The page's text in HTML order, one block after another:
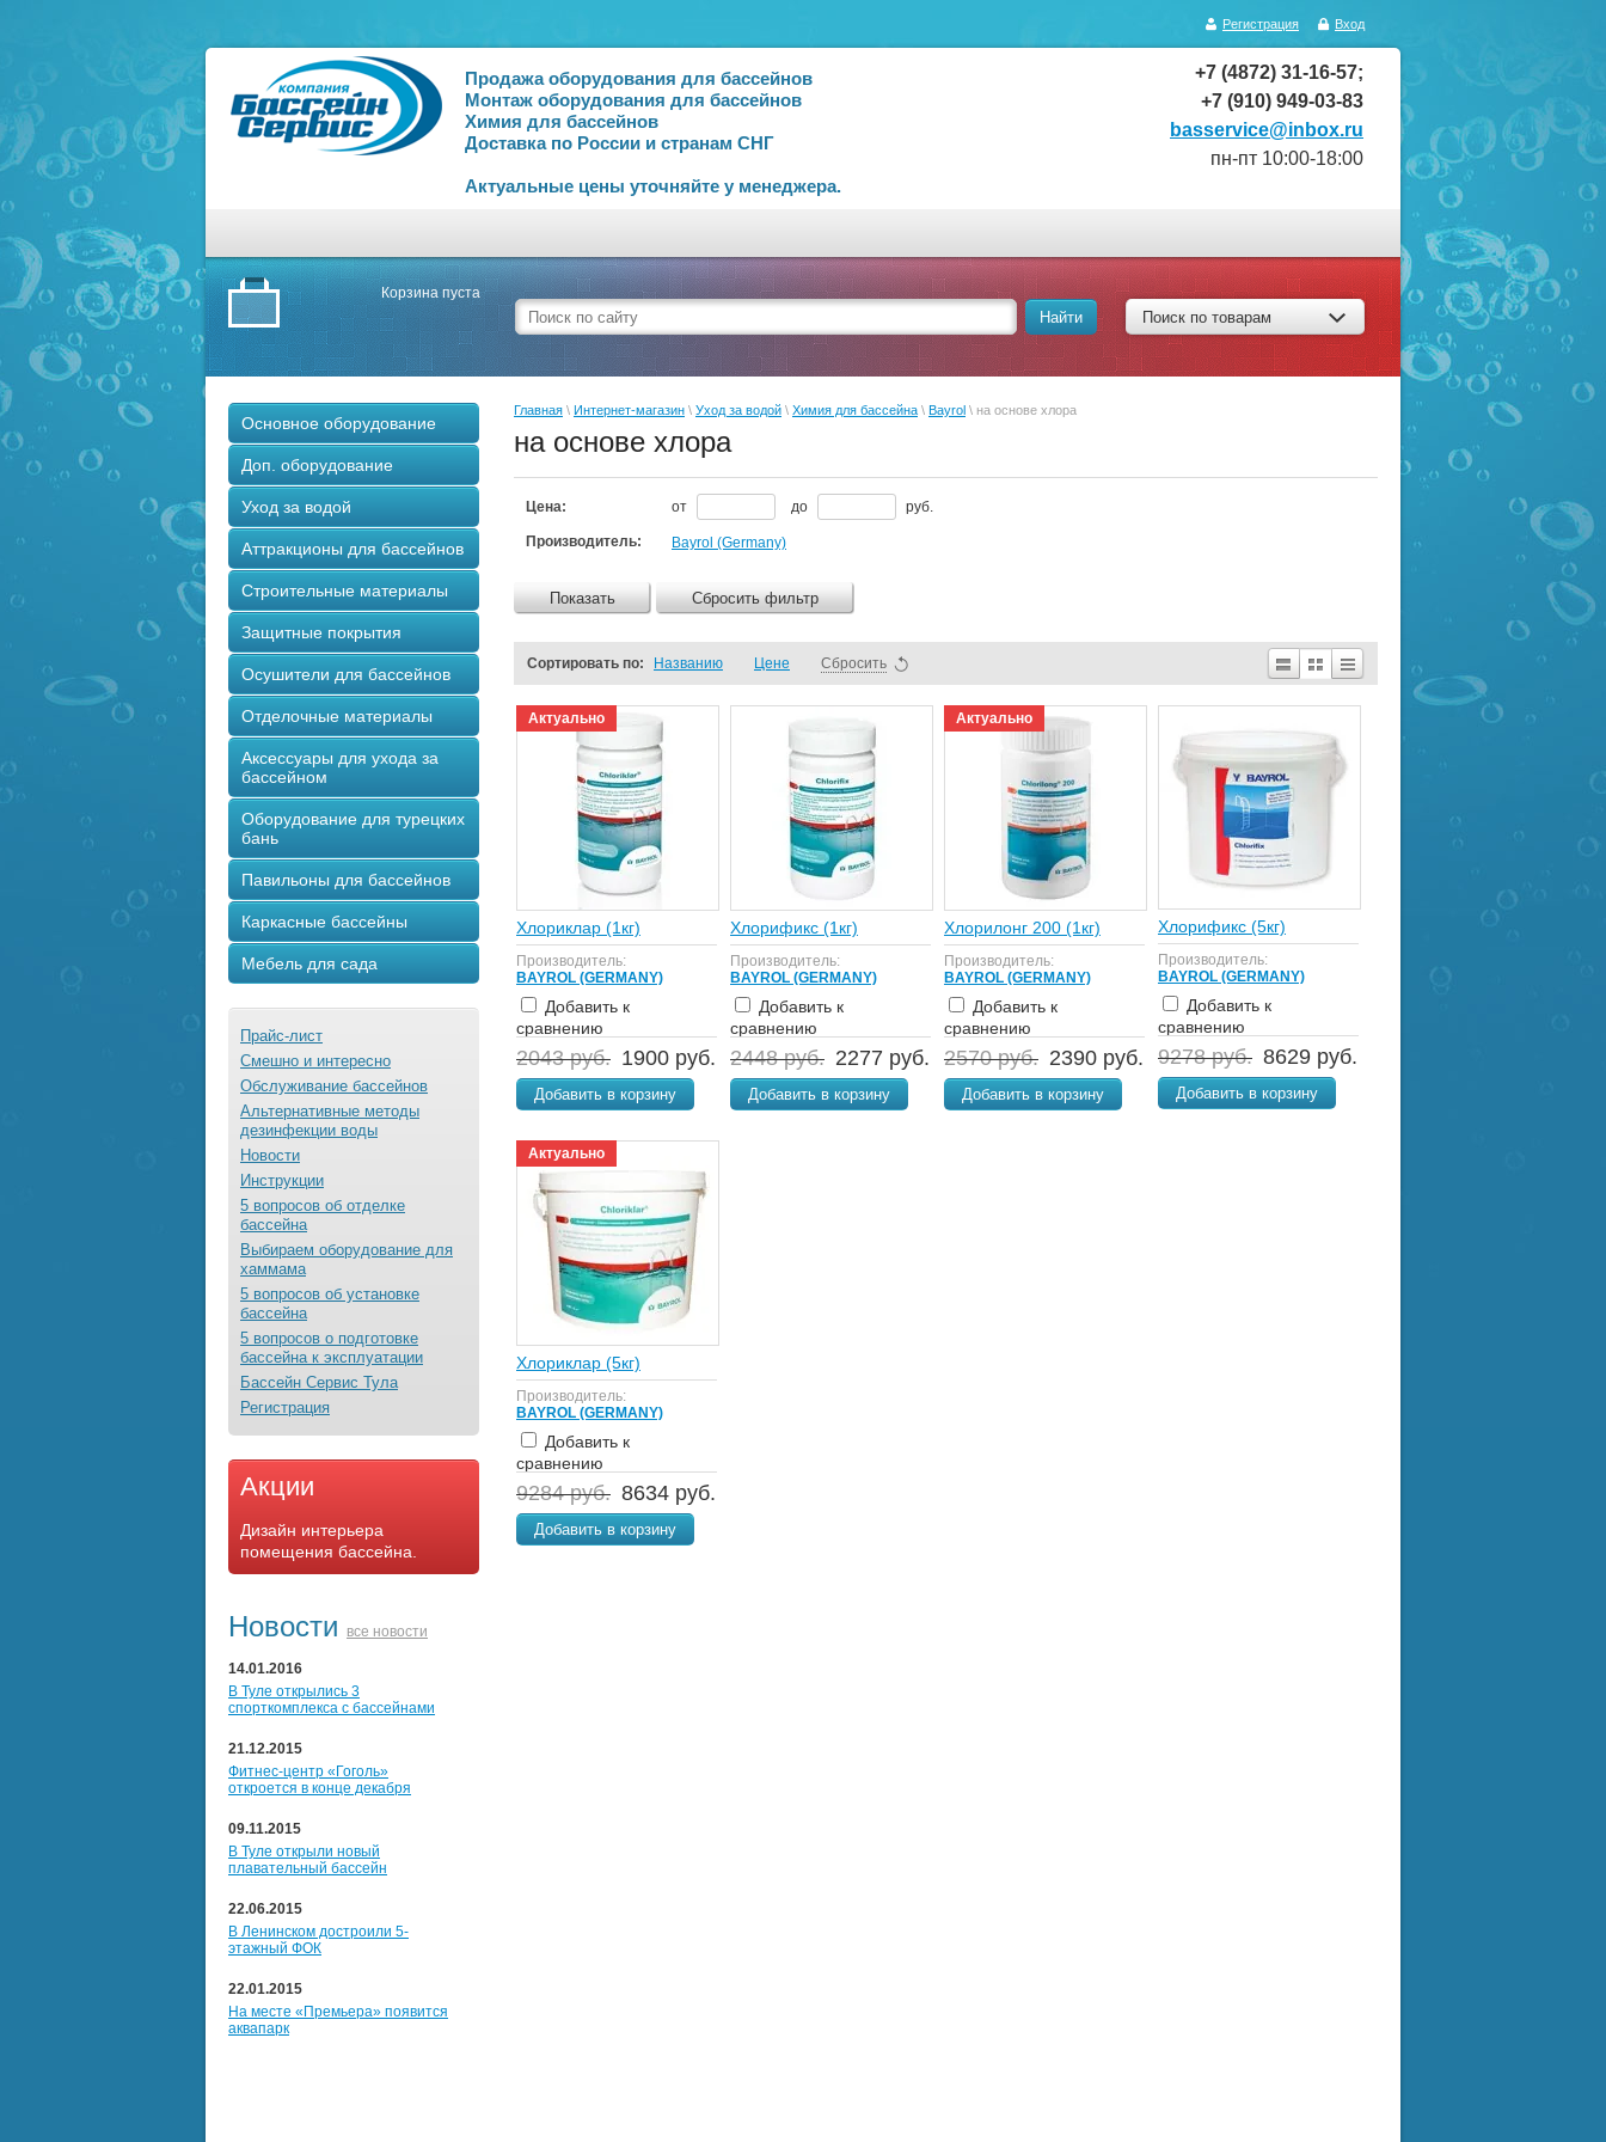
Вход
Регистрация
Продажа оборудования для бассейнов
Монтаж оборудования для бассейнов
Химия для бассейнов
Доставка по России и странам СНГ
Актуальные цены уточняйте у менеджера.
+7 (4872) 31-16-57;
+7 (910) 949-03-83
basservice@inbox.ru
пн-пт 10:00-18:00
Корзина пуста
Найти Поиск по товарам
Основное оборудование
Доп. оборудование
Уход за водой
Аттракционы для бассейнов
Строительные материалы
Защитные покрытия
Осушители для бассейнов
Отделочные материалы
Аксессуары для ухода за
бассейном
Оборудование для турецких
бань
Павильоны для бассейнов
Каркасные бассейны
Мебель для сада
Прайс-лист
Смешно и интересно
Обслуживание бассейнов
Альтернативные методы
дезинфекции воды
Новости
Инструкции
5 вопросов об отделке
бассейна
Выбираем оборудование для
хаммама
5 вопросов об установке
бассейна
5 вопросов о подготовке
бассейна к эксплуатации
Бассейн Сервис Тула
Регистрация
Акции
Дизайн интерьера
помещения бассейна.
Новости все новости
14.01.2016
В Туле открылись 3
спорткомплекса с бассейнами
21.12.2015
Фитнес-центр «Гоголь»
откроется в конце декабря
09.11.2015
В Туле открыли новый
плавательный бассейн
22.06.2015
В Ленинском достроили 5-
этажный ФОК
22.01.2015
На месте «Премьера» появится
аквапарк
Главная \ Интернет-магазин \ Уход за водой \ Химия для бассейна \ Bayrol \ на основе хлора
на основе хлора
Цена: от до руб.
Производитель: Bayrol (Germany)
Показать Сбросить фильтр
Сортировать по: Названию Цене Сбросить
Актуально
Хлориклар (1кг)
Производитель:
BAYROL (GERMANY)
Добавить к
сравнению
2043 руб. 1900 руб.
Добавить в корзину
Хлорификс (1кг)
Производитель:
BAYROL (GERMANY)
Добавить к
сравнению
2448 руб. 2277 руб.
Добавить в корзину
Актуально
Хлорилонг 200 (1кг)
Производитель:
BAYROL (GERMANY)
Добавить к
сравнению
2570 руб. 2390 руб.
Добавить в корзину
Хлорификс (5кг)
Производитель:
BAYROL (GERMANY)
Добавить к
сравнению
9278 руб. 8629 руб.
Добавить в корзину
Актуально
Хлориклар (5кг)
Производитель:
BAYROL (GERMANY)
Добавить к
сравнению
9284 руб. 8634 руб.
Добавить в корзину